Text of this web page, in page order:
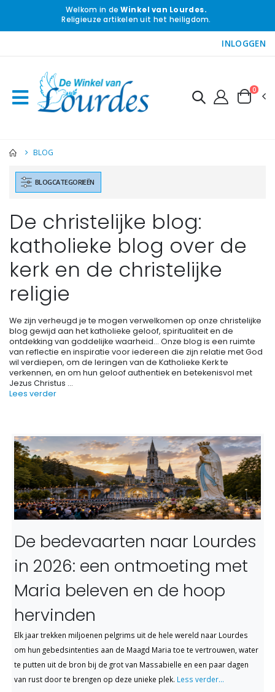
Welkom in deWinkel van Lourdes.
Religieuze artikelen uit het heiligdom.
INLOGGEN
0
BLOG
BLOGCATEGORIEËN
De christelijke blog:
katholieke blog over de
kerk en de christelijke
religie
We zijn verheugd je te mogen verwelkomen op onze christelijke
blog gewijd aan het katholieke geloof, spiritualiteit en de
ontdekking van goddelijke waarheid... Onze blog is een ruimte
van reflectie en inspiratie voor iedereen die zijn relatie met God
wil verdiepen, om de leringen van de Katholieke Kerk te
verkennen, en om hun geloof authentiek en betekenisvol met
Jezus Christus ...
Lees verder
De bedevaarten naar Lourdes
in 2026: een ontmoeting met
Maria beleven en de hoop
hervinden
Elk jaar trekken miljoenen pelgrims uit de hele wereld naar Lourdes
om hun gebedsintenties aan de Maagd Maria toe te vertrouwen, water
te putten uit de bron bij de grot van Massabielle en een paar dagen
van rust door te brengen op deze unieke plek. Less verder...